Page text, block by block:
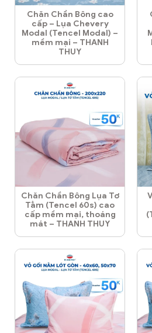
Chăn Chần Bông cao
cấp – Lụa Chevery
Modal (Tencel Modal) –
mềm mại – THANH
THUY
Chăn Chần Bông Lụa Tơ
Tằm (Tencel 60s) cao
cấp mềm mại, thoáng
mát – THANH THUY